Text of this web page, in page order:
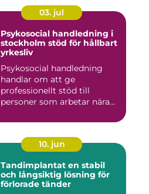
03. jul
Psykosocial handledning i
stockholm stöd för hållbart
yrkesliv
Psykosocial handledning
handlar om att ge
professionellt stöd till
personer som arbetar nära
10. jun
Tandimplantat en stabil
och långsiktig lösning för
förlorade tänder